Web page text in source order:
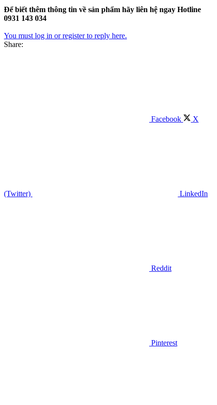
Để biết thêm thông tin về sản phẩm hãy liên hệ ngay Hotline
0931 143 034
You must log in or register to reply here.
Share:
Facebook X
(Twitter) LinkedIn
Reddit
Pinterest